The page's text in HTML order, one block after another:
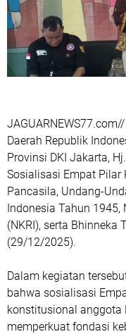
Daerah Republik
Provinsi DKI Jakarta,
Sosialisasi Empat Pilar
Pancasila, Undang-
Indonesia Tahun 1945,
(NKRI), serta Bhinneka
(29/12/2025).
Dalam kegiatan
bahwa sosialisasi
konstitusional anggota
memperkuat fondasi